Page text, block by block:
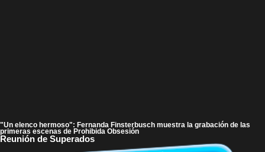
"Un elenco hermoso": Fernanda Finsterbusch muestra la grabación de las
primeras escenas de Prohibida Obsesión
Reunión de Superados